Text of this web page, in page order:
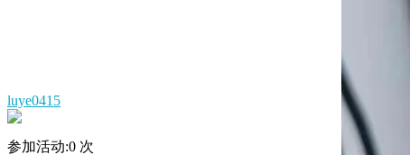
luye0415
参加活动:0 次